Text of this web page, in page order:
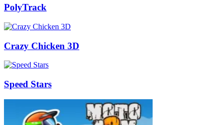
PolyTrack
Crazy Chicken 3D
Speed Stars